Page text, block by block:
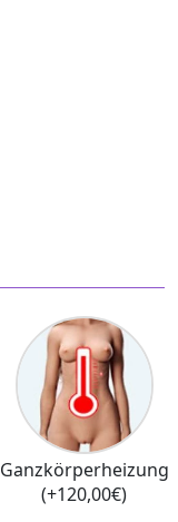
Ganzkörperheizung
(+120,00€)